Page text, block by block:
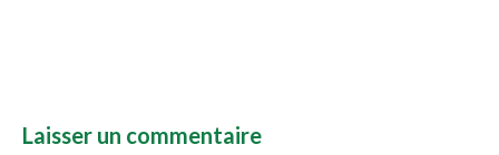
Laisser un commentaire